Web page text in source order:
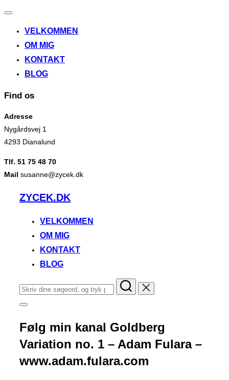
Slå
til/fra
VELKOMMEN
OM MIG
KONTAKT
BLOG
Find os
Adresse
Nygårdsvej 1
4293 Dianalund
Tlf. 51 75 48 70
Mail susanne@zycek.dk
VidereZYCEK.DK
VELKOMMEN
OM MIG
KONTAKT
BLOG
Søg
efter:
Slå
i
sidekolonne
til/fra
Følg min kanal Goldberg
Variation no. 1 – Adam Fulara –
www.adam.fulara.com